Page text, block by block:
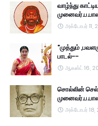
வாழ்ந்து
அக்டோபர் 11,
"முத்தும்
பாடல்--
ஆகஸ்ட் 16,
சொல்லின்
அக்டோபர் 18,